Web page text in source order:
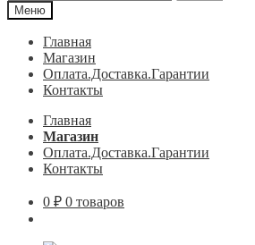
Меню
Главная
Магазин
Оплата.Доставка.Гарантии
Контакты
Главная
Магазин
Оплата.Доставка.Гарантии
Контакты
0 ₽ 0 товаров